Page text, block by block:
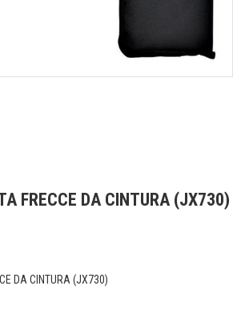
FRECCE DA CINTURA (JX730)
DA CINTURA (JX730)